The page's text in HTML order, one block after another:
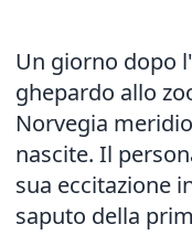
Un giorno dopo
ghepardo allo
Norvegia
nascite. Il
sua eccitazione
saputo della